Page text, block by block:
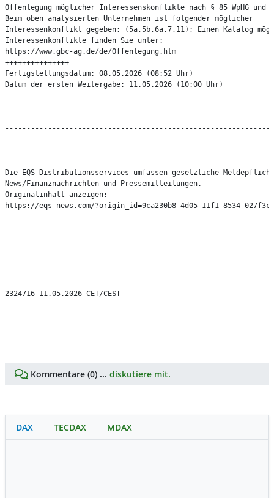
Offenlegung möglicher Interessenskonflikte nach § 85 WpHG und
Beim oben analysierten Unternehmen ist folgender möglicher
Interessenkonflikt gegeben: (5a,5b,6a,7,11); Einen Katalog
Interessenkonflikte finden Sie unter:
https://www.gbc-ag.de/de/Offenlegung.htm
+++++++++++++++
Fertigstellungsdatum: 08.05.2026 (08:52 Uhr)
Datum der ersten Weitergabe: 11.05.2026 (10:00 Uhr)
Die EQS Distributionsservices umfassen gesetzliche
News/Finanznachrichten und Pressemitteilungen.
Originalinhalt anzeigen:
https://eqs-news.com/?origin_id=9ca230b8-4d05-11f1-8534-
2324716 11.05.2026 CET/CEST
Kommentare (0) ... diskutiere mit.
DAX TECDAX MDAX